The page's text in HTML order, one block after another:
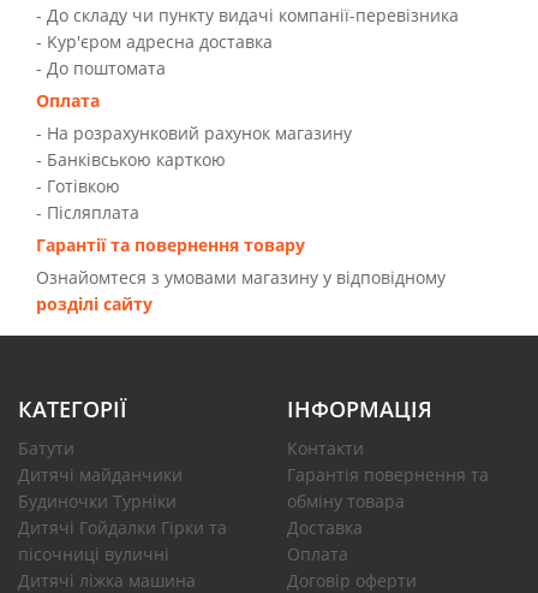
- До складу чи пункту видачі компанії-перевізника
- Kур'єром адресна доставка
- До поштомата
Оплата
- На розрахунковий рахунок магазину
- Банківською карткою
- Готівкою
- Післяплата
Гарантії та повернення товару
Ознайомтеся з умовами магазину у відповідному
розділі сайту
КАТЕГОРІЇ
Батути
Дитячі майданчики
Будиночки Турніки
Дитячі Гойдалки Гірки та
пісочниці вуличні
Дитячі ліжка машина
ІНФОРМАЦІЯ
Контакти
Гарантія повернення та
обміну товара
Доставка
Оплата
Договір оферти